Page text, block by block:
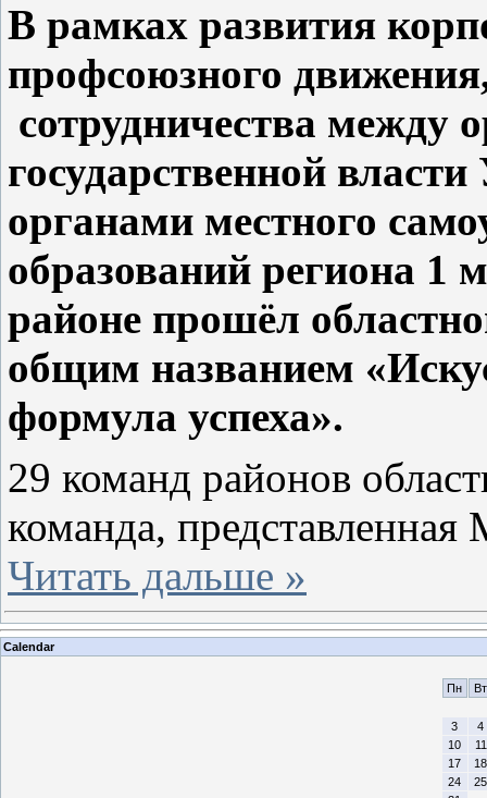
В рамках развития
профсоюзного
сотрудничества между
государственной
органами местного
образований региона 1
районе прошёл
общим названием
формула успеха».
29 команд районов
команда,
Читать дальше »
Calendar
Пн Вт
3
4
10
11
17
18
24
25